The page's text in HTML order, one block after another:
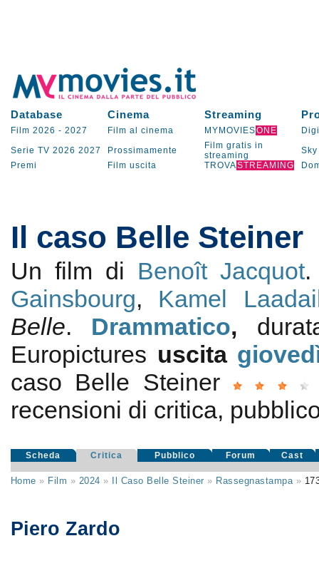
Database Cinema Streaming
Film 2026 - 2027 Film al cinema MYMOVIESONE
Serie TV 2026 2027 Prossimamente
Film gratis in
streaming
Sky
Premi
Film uscita TROVASTREAMING
Il caso Belle Steiner
Un film di Benoît Jacquot.
Gainsbourg, Kamel
Belle. Drammatico,
Europictures uscita
caso Belle Steiner
recensioni di critica,
Scheda Critica Pubblico Forum Cast
Home » Film » 2024 » Il Caso Belle Steiner » Rassegnastampa»
Piero Zardo